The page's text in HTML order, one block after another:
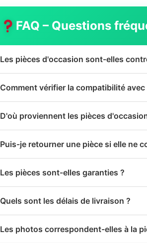
FAQ – Questions
Les pièces d'occasion sont-elles
Comment vérifier la compatibilité avec
D'où proviennent les pièces
Puis-je retourner une pièce si elle ne
Les pièces sont-elles garanties ?
Quels sont les délais de livraison ?
Les photos correspondent-elles à la